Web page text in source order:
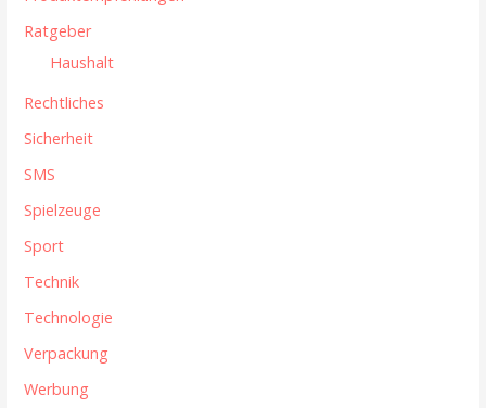
Ratgeber
Haushalt
Rechtliches
Sicherheit
SMS
Spielzeuge
Sport
Technik
Technologie
Verpackung
Werbung